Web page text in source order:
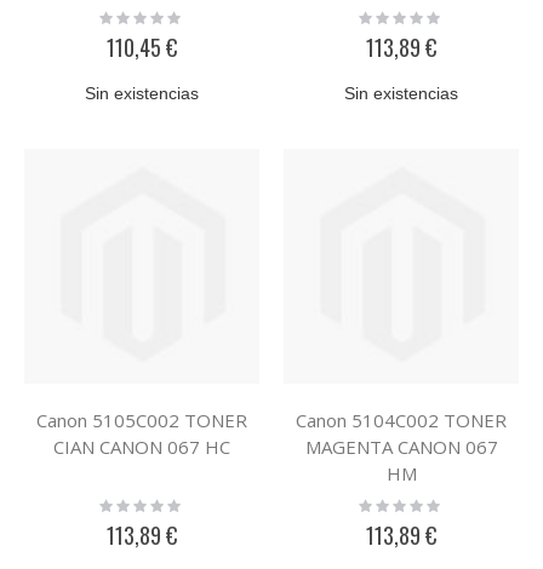
Rating:
110,45 €
Sin existencias
Rating:
113,89 €
Sin existencias
Canon 5105C002 TONER
CIAN CANON 067 HC
Rating:
113,89 €
Canon 5104C002 TONER
MAGENTA CANON 067
HM
Rating:
113,89 €